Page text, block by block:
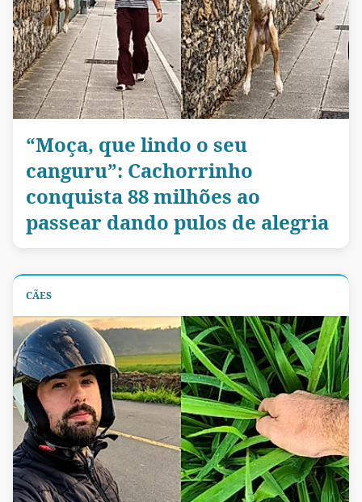
“Moça, que lindo o seu
canguru”: Cachorrinho
conquista 88 milhões ao
passear dando pulos de alegria
CÃES